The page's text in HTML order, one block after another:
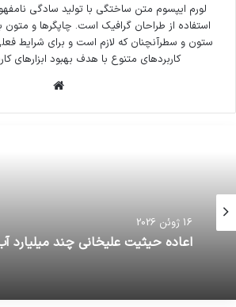
لورم ایپسوم متن ساختگی با تولید سادگی
استفاده از طراحان گرافیک است. چاپگرها و متون
ستون و سطرآنچنان که لازم است و برای شرایط
کاربردهای متنوع با هدف بهبود ابزارهای
16 ژوئن 2026
اعاده حیثیت علیخانی چند میلیارد